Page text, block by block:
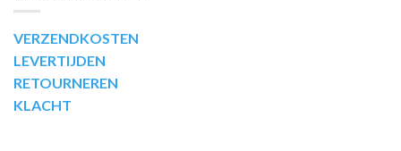
VERZENDKOSTEN
LEVERTIJDEN
RETOURNEREN
KLACHT